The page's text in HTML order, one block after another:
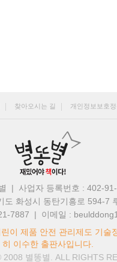
찾아오시는 길 개인정보보호정
| 사업자 등록번호 : 402-
도 화성시 동탄기흥로 594-7
7887 | 이메일 :
이 제품 안전 관리제도 기술
히 이수한 출판사입니다.
2008 별똥별. ALL RIGHTS